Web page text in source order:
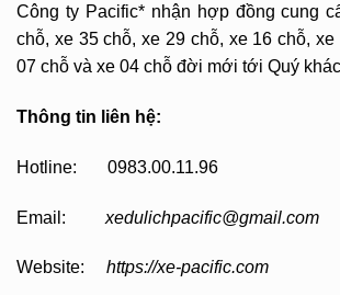
Công ty Pacific* nhận hợp đồng cung
chỗ, xe 35 chỗ, xe 29 chỗ, xe 16 chỗ,
07 chỗ và xe 04 chỗ đời mới tới Quý
Thông tin liên hệ:
Hotline: 0983.00.11.96
Email: xedulichpacific@gmail.com
Website: https://xe-pacific.com